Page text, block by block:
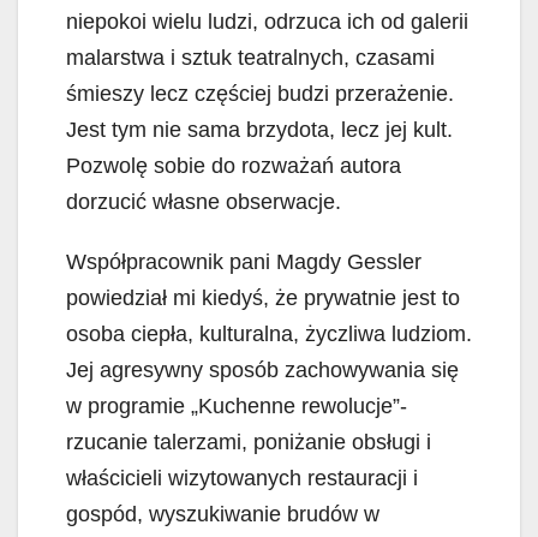
niepokoi wielu ludzi, odrzuca ich od galerii
malarstwa i sztuk teatralnych, czasami
śmieszy lecz częściej budzi przerażenie.
Jest tym nie sama brzydota, lecz jej kult.
Pozwolę sobie do rozważań autora
dorzucić własne obserwacje.
Współpracownik pani Magdy Gessler
powiedział mi kiedyś, że prywatnie jest to
osoba ciepła, kulturalna, życzliwa ludziom.
Jej agresywny sposób zachowywania się
w programie „Kuchenne rewolucje”-
rzucanie talerzami, poniżanie obsługi i
właścicieli wizytowanych restauracji i
gospód, wyszukiwanie brudów w